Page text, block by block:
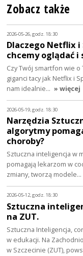
Zobacz także
2026-05-26, godz. 18:30
Dlaczego Netflix
chcemy oglądać i
Czy Twój smartfon wie o
giganci tacy jak Netflix i
nam idealnie… » więcej
2026-05-19, godz. 18:30
Narzędzia
algorytmy
choroby?
Sztuczna inteligencja w
pomagają lekarzom w
zmiany, tworzą modele…
2026-05-12, godz. 18:30
Sztuczna
na ZUT.
Sztuczna Inteligencja,
w edukacji. Na
w Szczecinie (ZUT),